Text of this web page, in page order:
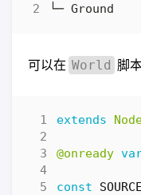
可以在 World 脚
extends
@onready
const